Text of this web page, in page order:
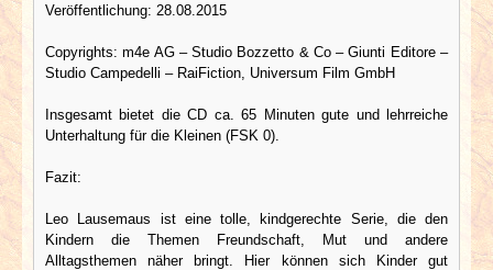
Veröffentlichung: 28.08.2015
Copyrights: m4e AG – Studio Bozzetto & Co – Giunti Editore –
Studio Campedelli – RaiFiction, Universum Film GmbH
Insgesamt bietet die CD ca. 65 Minuten gute und lehrreiche
Unterhaltung für die Kleinen (FSK 0).
Fazit:
Leo Lausemaus ist eine tolle, kindgerechte Serie, die den
Kindern die Themen Freundschaft, Mut und andere
Alltagsthemen näher bringt. Hier können sich Kinder gut